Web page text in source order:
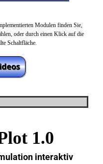
Modulen finden Sie,
oder durch einen Klick auf die
Schaltfläche.
1.0
interaktiv